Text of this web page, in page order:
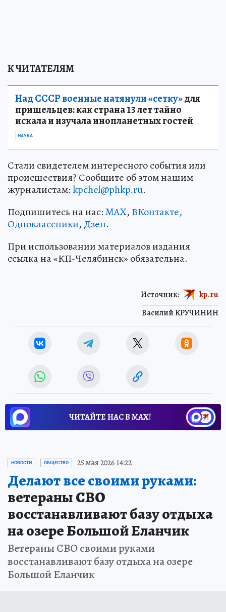
К ЧИТАТЕЛЯМ
Над СССР военные натянули «сетку»для
пришельцев: как страна 13 лет тайно
искала и изучала инопланетных гостей
НАУКА
Стали свидетелем интересного события или
происшествия? Сообщите об этом нашим
журналистам:kpchel@phkp.ru.
Подпишитесь на нас:MAX, ВКонтакте,
Одноклассники, Дзен.
При использовании материалов издания
ссылка на «КП-Челябинск» обязательна.
Василий КРУЧИНИН
Источник: kp.ru
ЧИТАЙТЕ НАС В МАХ!
НОВОСТИ ОБЩЕСТВО 25 мая 2026 14:22
Делают все своими руками:
ветераны СВО
восстанавливают базу отдыха
на озере Большой Еланчик
Ветераны СВО своими руками
восстанавливают базу отдыха на озере
Большой Еланчик